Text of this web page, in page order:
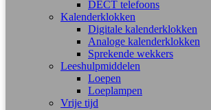
DECT telefoons
Kalenderklokken
Digitale kalenderklokken
Analoge kalenderklokken
Sprekende wekkers
Leeshulpmiddelen
Loepen
Loeplampen
Vrije tijd